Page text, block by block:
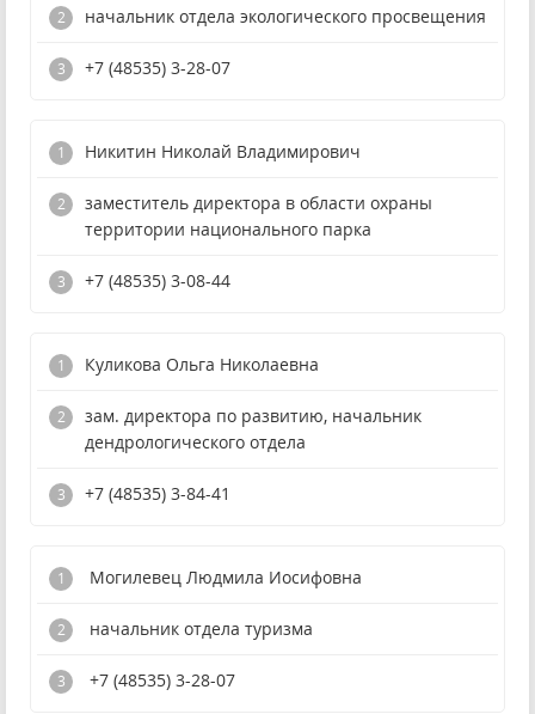
начальник отдела экологического просвещения
+7 (48535) 3-28-07
Никитин Николай Владимирович
заместитель директора в области охраны
территории национального парка
+7 (48535) 3-08-44
Куликова Ольга Николаевна
зам. директора по развитию, начальник
дендрологического отдела
+7 (48535) 3-84-41
Могилевец Людмила Иосифовна
начальник отдела туризма
+7 (48535) 3-28-07